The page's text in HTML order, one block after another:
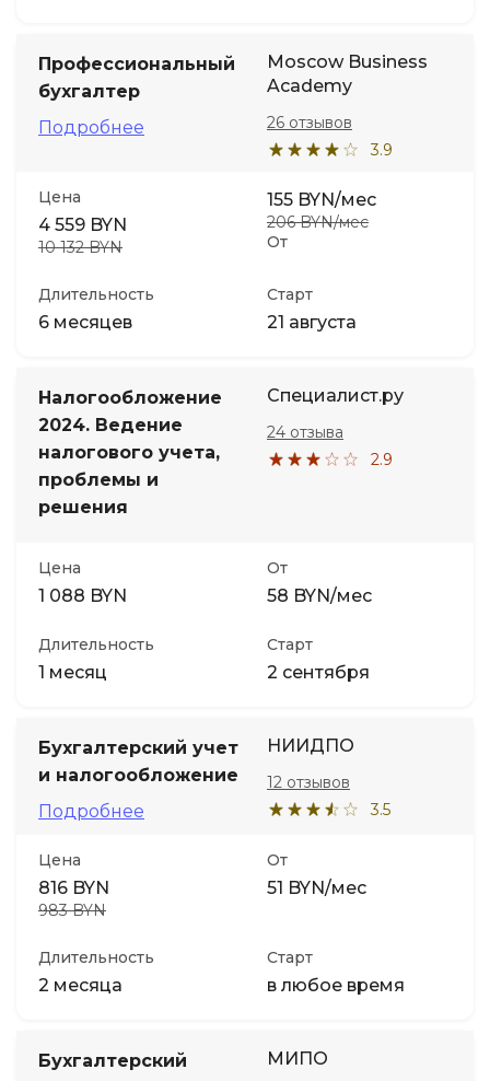
Профессиональный
бухгалтер
Подробнее
Moscow Business
Academy
3.9
26 отзывов
Цена
4 559 BYN
10 132 BYN От
155 BYN/мес
206 BYN/мес
Длительность
6 месяцев
Старт
21 августа
Налогообложение
2024. Ведение
налогового учета,
проблемы и
решения
Специалист.ру
2.9
24 отзыва
Цена
1 088 BYN
От
58 BYN/мес
Длительность
1 месяц
Старт
2 сентября
Бухгалтерский учет
и налогообложение
Подробнее
НИИДПО
3.5
12 отзывов
Цена
816 BYN
983 BYN
От
51 BYN/мес
Длительность
2 месяца
Старт
в любое время
Бухгалтерский
МИПО